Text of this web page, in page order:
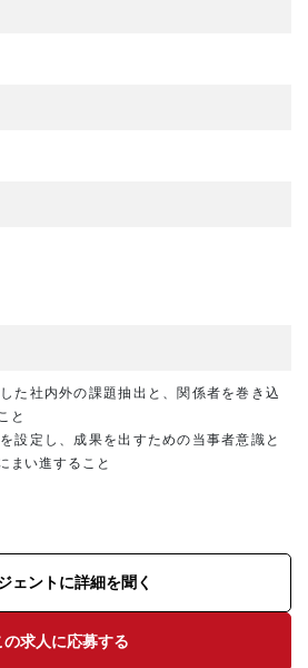
た社内外の課題抽出と、関係者を巻き込
と
設定し、成果を出すための当事者意識と
まい進すること
ェントに詳細を聞く
の求人に応募する